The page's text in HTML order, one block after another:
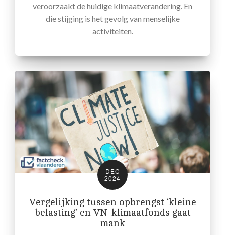
veroorzaakt de huidige klimaatverandering. En
die stijging is het gevolg van menselijke
activiteiten.
DEC
2024
Vergelijking tussen opbrengst ‘kleine
belasting’ en VN-klimaatfonds gaat
mank